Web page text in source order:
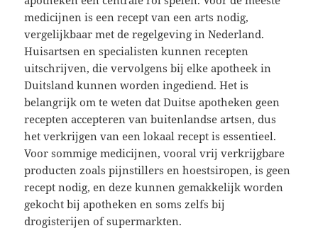
medicijnen is een recept van een arts nodig,
vergelijkbaar met de regelgeving in Nederland.
Huisartsen en specialisten kunnen recepten
uitschrijven, die vervolgens bij elke apotheek in
Duitsland kunnen worden ingediend. Het is
belangrijk om te weten dat Duitse apotheken geen
recepten accepteren van buitenlandse artsen, dus
het verkrijgen van een lokaal recept is essentieel.
Voor sommige medicijnen, vooral vrij verkrijgbare
producten zoals pijnstillers en hoestsiropen, is geen
recept nodig, en deze kunnen gemakkelijk worden
gekocht bij apotheken en soms zelfs bij
drogisterijen of supermarkten.